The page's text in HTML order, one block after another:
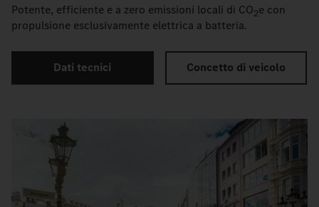
Potente, efficiente e a zero emissioni locali di CO2e con
propulsione esclusivamente elettrica a batteria.
Dati tecnici Concetto di veicolo